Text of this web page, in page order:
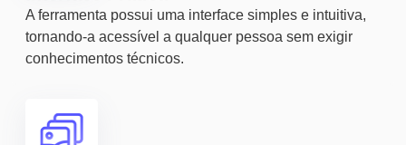
A ferramenta possui uma interface simples e intuitiva,
tornando-a acessível a qualquer pessoa sem exigir
conhecimentos técnicos.